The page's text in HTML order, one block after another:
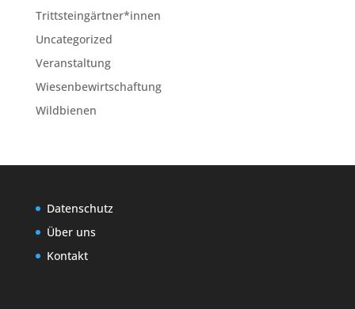
Trittsteingärtner*innen
Uncategorized
Veranstaltung
Wiesenbewirtschaftung
Wildbienen
Datenschutz
Über uns
Kontakt